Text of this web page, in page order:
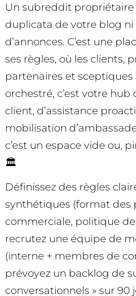
Un subreddit propriétaire
duplicata de votre blog
d’annonces. C’est une
ses règles, où les clients,
partenaires et
orchestré, c’est votre hub
client, d’assistance
mobilisation
c’est un espace vide ou,
🏛️
Définissez des règles
synthétiques (format des
commerciale, politique
recrutez une équipe de
(interne + membres de
prévoyez un backlog de
conversationnels » sur 90